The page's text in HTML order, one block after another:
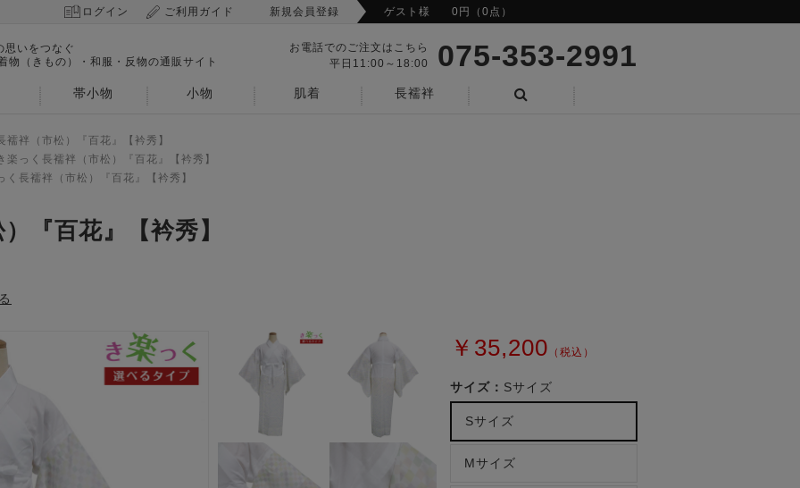
ログイン ご利用ガイド 新規会員登録 ゲスト様 0円（0点）
思いをつなぐ
物（きもの）・和服・反物の通販サイト
お電話でのご注文はこちら
平日11:00～18:00
075-353-2991
帯小物 小物 肌着
長襦袢
襦袢（市松）『百花』【衿秀】
楽っく長襦袢（市松）『百花』【衿秀】
く長襦袢（市松）『百花』【衿秀】
『百花』【衿秀】
￥35,200 （税込）
サイズ： Sサイズ
Sサイズ
Mサイズ